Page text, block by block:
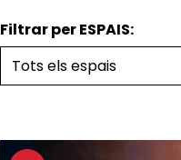
Filtrar per ESPAIS: